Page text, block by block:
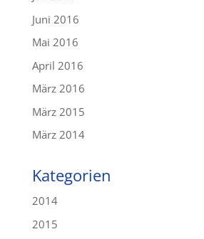
Juni 2016
Mai 2016
April 2016
März 2016
März 2015
März 2014
Kategorien
2014
2015